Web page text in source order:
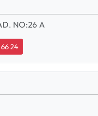
NO:26 A
66 24